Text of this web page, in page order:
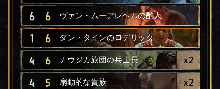
6 6 ヴァン・ムーアレヘムの酌人
1 6 ダン・タインのロデリック
4 6 ナウジカ旅団の兵士長 x2
4 5 扇動的な貴族 x2